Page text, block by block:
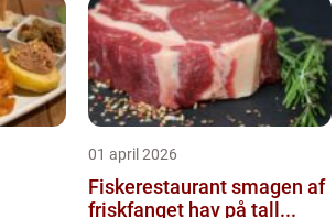
01 april 2026
Fiskerestaurant smagen af
friskfanget hav på tall...